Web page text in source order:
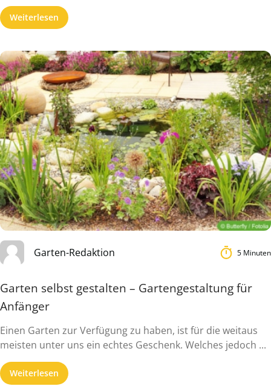
Weiterlesen
Garten-Redaktion 5 Minuten
Garten selbst gestalten – Gartengestaltung für
Anfänger
Einen Garten zur Verfügung zu haben, ist für die weitaus
meisten unter uns ein echtes Geschenk. Welches jedoch ...
Weiterlesen